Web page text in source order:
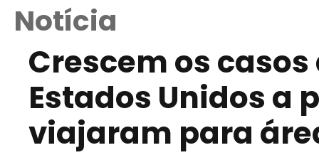
Notícia
Crescem os
Estados Unidos a
viajaram para